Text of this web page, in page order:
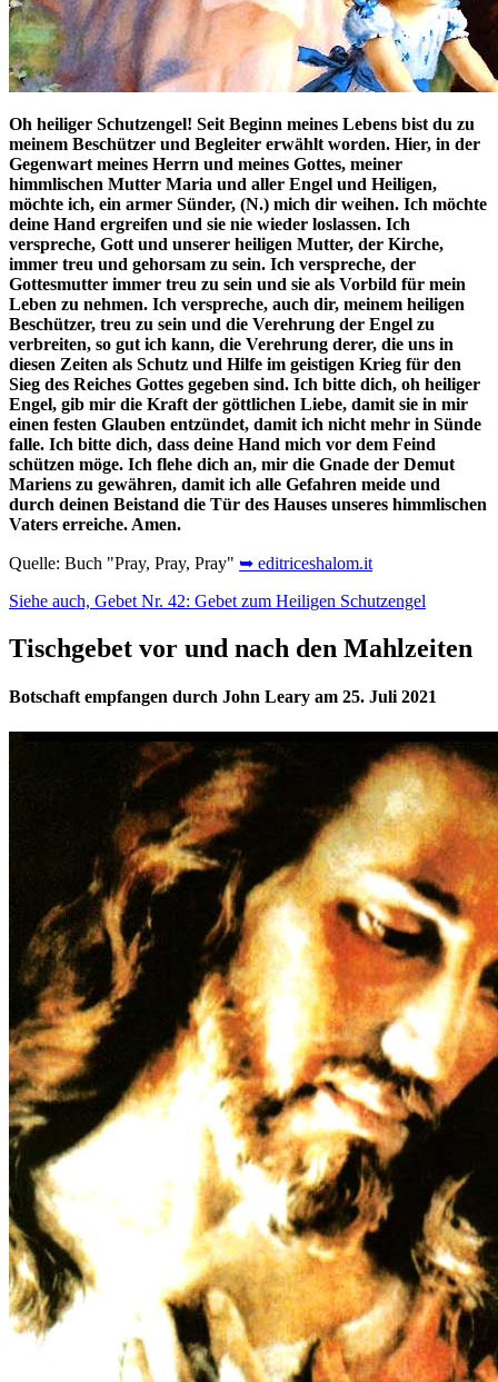
Oh heiliger Schutzengel! Seit Beginn meines Lebens bist du zu
meinem Beschützer und Begleiter erwählt worden. Hier, in der
Gegenwart meines Herrn und meines Gottes, meiner
himmlischen Mutter Maria und aller Engel und Heiligen,
möchte ich, ein armer Sünder, (N.) mich dir weihen. Ich möchte
deine Hand ergreifen und sie nie wieder loslassen. Ich
verspreche, Gott und unserer heiligen Mutter, der Kirche,
immer treu und gehorsam zu sein. Ich verspreche, der
Gottesmutter immer treu zu sein und sie als Vorbild für mein
Leben zu nehmen. Ich verspreche, auch dir, meinem heiligen
Beschützer, treu zu sein und die Verehrung der Engel zu
verbreiten, so gut ich kann, die Verehrung derer, die uns in
diesen Zeiten als Schutz und Hilfe im geistigen Krieg für den
Sieg des Reiches Gottes gegeben sind. Ich bitte dich, oh heiliger
Engel, gib mir die Kraft der göttlichen Liebe, damit sie in mir
einen festen Glauben entzündet, damit ich nicht mehr in Sünde
falle. Ich bitte dich, dass deine Hand mich vor dem Feind
schützen möge. Ich flehe dich an, mir die Gnade der Demut
Mariens zu gewähren, damit ich alle Gefahren meide und
durch deinen Beistand die Tür des Hauses unseres himmlischen
Vaters erreiche. Amen.
Quelle: Buch "Pray, Pray, Pray" ➥ editriceshalom.it
Siehe auch, Gebet Nr. 42: Gebet zum Heiligen Schutzengel
Tischgebet vor und nach den Mahlzeiten
Botschaft empfangen durch John Leary am 25. Juli 2021